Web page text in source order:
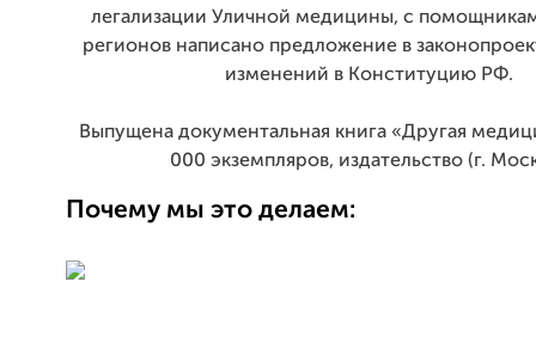
легализации Уличной медицины, с
регионов написано предложение в
изменений в Конституцию РФ.
Выпущена документальная книга «Другая
000 экземпляров, издательство (г.
Почему мы это делаем: